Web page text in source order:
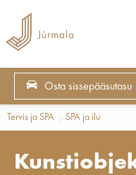
Osta sissepääsutasu
Tervis ja SPA SPA ja ilu